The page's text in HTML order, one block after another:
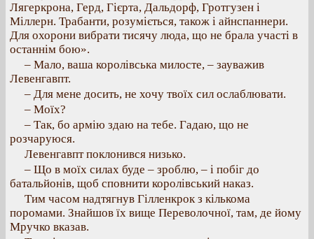
Лягеркрона, Герд, Гієрта, Дальдорф, Гротгузен і
Міллерн. Трабанти, розуміється, також і айнспаннери.
Для охорони вибрати тисячу люда, що не брала участі в
останнім бою».
– Мало, ваша королівська милосте, – зауважив
Левенгавпт.
– Для мене досить, не хочу твоїх сил ослаблювати.
– Моїх?
– Так, бо армію здаю на тебе. Гадаю, що не
розчаруюся.
Левенгавпт поклонився низько.
– Що в моїх силах буде – зроблю, – і побіг до
батальйонів, щоб сповнити королівський наказ.
Тим часом надтягнув Гілленкрок з кількома
поромами. Знайшов їх вище Переволочної, там, де йому
Мручко вказав.